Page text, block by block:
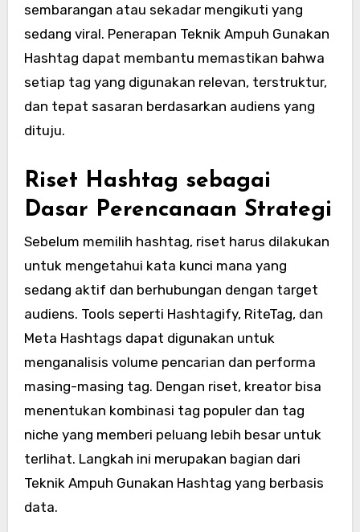
sembarangan atau sekadar mengikuti yang
sedang viral. Penerapan Teknik Ampuh Gunakan
Hashtag dapat membantu memastikan bahwa
setiap tag yang digunakan relevan, terstruktur,
dan tepat sasaran berdasarkan audiens yang
dituju.
Riset Hashtag sebagai
Dasar Perencanaan Strategi
Sebelum memilih hashtag, riset harus dilakukan
untuk mengetahui kata kunci mana yang
sedang aktif dan berhubungan dengan target
audiens. Tools seperti Hashtagify, RiteTag, dan
Meta Hashtags dapat digunakan untuk
menganalisis volume pencarian dan performa
masing-masing tag. Dengan riset, kreator bisa
menentukan kombinasi tag populer dan tag
niche yang memberi peluang lebih besar untuk
terlihat. Langkah ini merupakan bagian dari
Teknik Ampuh Gunakan Hashtag yang berbasis
data.